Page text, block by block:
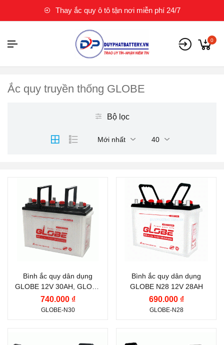
Thay ắc quy ô tô tận nơi miễn phí 24/7
0
Ắc quy truyền thống GLOBE
Bộ lọc
Mới nhất 40
Bình ắc quy dân dụng
GLOBE 12V 30AH, GLOBE
N30
740.000 ₫
GLOBE-N30
Thương hiệu ắc quy:
GLOBE
Điện thế (V):12 V
Công nghệ:WET
(Châm Axit)
Bình ắc quy dân dụng
GLOBE N28 12V 28AH
690.000 ₫
GLOBE-N28